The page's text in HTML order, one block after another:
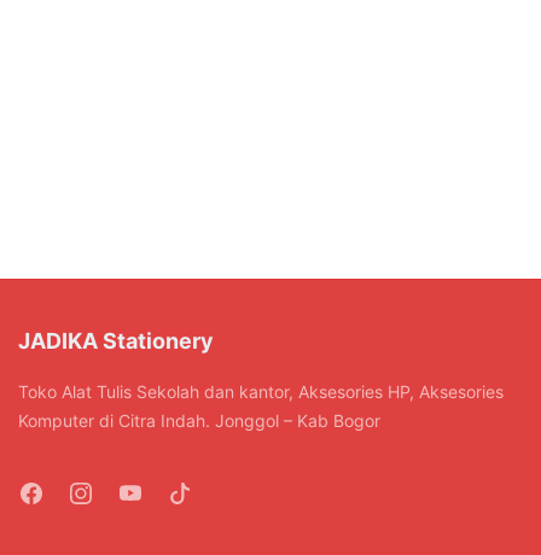
JADIKA Stationery
Toko Alat Tulis Sekolah dan kantor, Aksesories HP, Aksesories
Komputer di Citra Indah. Jonggol – Kab Bogor